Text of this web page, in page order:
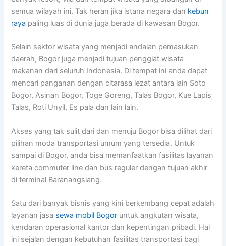
semua wilayah ini. Tak heran jika istana negara dan kebun
raya paling luas di dunia juga berada di kawasan Bogor.
Selain sektor wisata yang menjadi andalan pemasukan
daerah, Bogor juga menjadi tujuan penggiat wisata
makanan dari seluruh Indonesia. Di tempat ini anda dapat
mencari panganan dengan citarasa lezat antara lain Soto
Bogor, Asinan Bogor, Toge Goreng, Talas Bogor, Kue Lapis
Talas, Roti Unyil, Es pala dan lain lain.
Akses yang tak sulit dari dan menuju Bogor bisa dilihat dari
pilihan moda transportasi umum yang tersedia. Untuk
sampai di Bogor, anda bisa memanfaatkan fasilitas layanan
kereta commuter line dan bus reguler dengan tujuan akhir
di terminal Baranangsiang.
Satu dari banyak bisnis yang kini berkembang cepat adalah
layanan jasa sewa mobil Bogor untuk angkutan wisata,
kendaran operasional kantor dan kepentingan pribadi. Hal
ini sejalan dengan kebutuhan fasilitas transportasi bagi